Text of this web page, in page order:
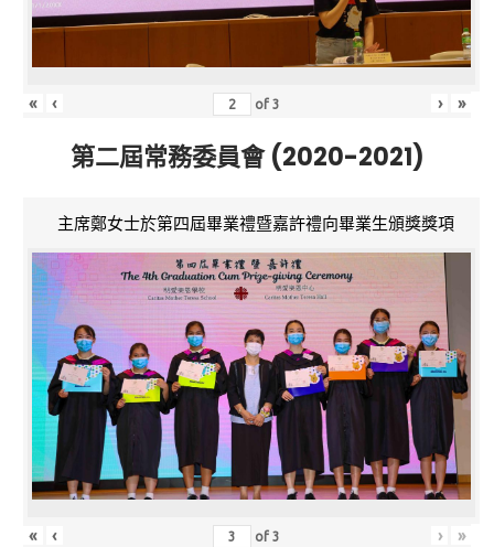
« ‹ of3 › »
第二屆常務委員會 (2020-2021)
主席鄭女士於第四屆畢業禮暨嘉許禮向畢業生頒獎獎項
« ‹ of3 › »